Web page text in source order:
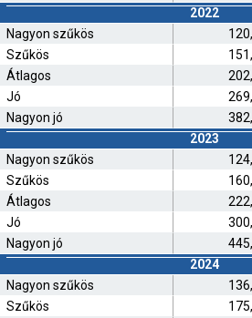
2022
Nagyon szűkös
Szűkös
Átlagos
Jó
Nagyon jó
2023
Nagyon szűkös
Szűkös
Átlagos
Jó
Nagyon jó
2024
Nagyon szűkös
Szűkös